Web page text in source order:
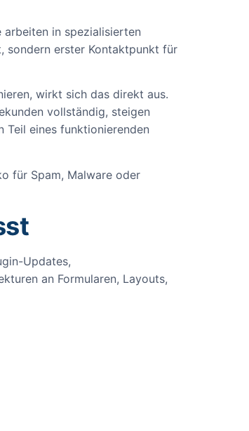
in spezialisierten
sondern erster Kontaktpunkt für
wirkt sich das direkt aus.
vollständig, steigen
Teil eines funktionierenden
für Spam, Malware oder
Updates,
an Formularen, Layouts,